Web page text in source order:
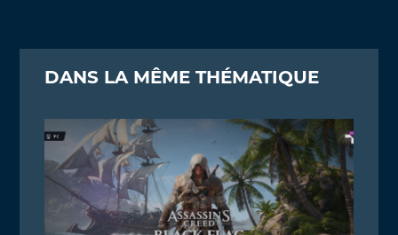
DANS LA MÊME THÉMATIQUE